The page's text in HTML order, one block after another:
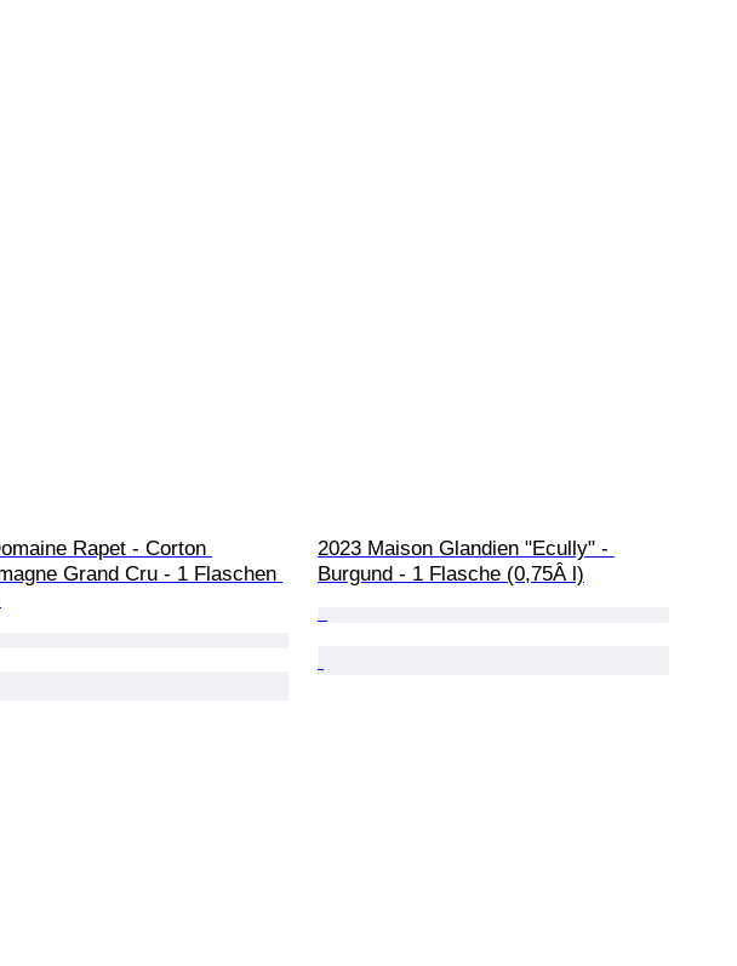
Rapet - Corton
Grand Cru - 1 Flaschen
2023 Maison Glandien "Ecully" -
Burgund - 1 Flasche (0,75Â l)